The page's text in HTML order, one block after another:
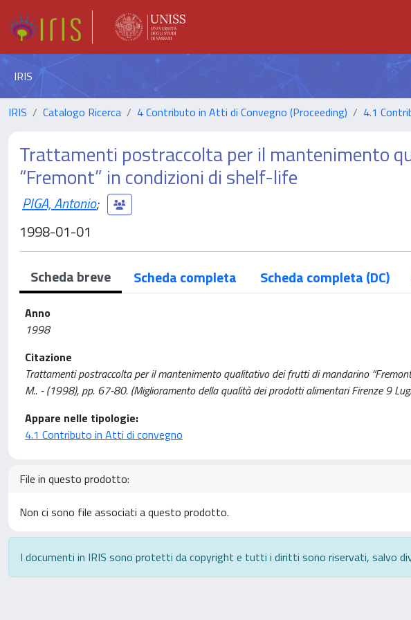
IRIS
IRIS Catalogo Ricerca 4 Contributo in Atti di Convegno (Proceeding) 4.1
Trattamenti postraccolta per il mantenimento
“Fremont” in condizioni di shelf-life
PIGA, Antonio;
1998-01-01
Scheda breve Scheda completa Scheda completa (DC)
Anno
1998
Citazione
Trattamenti postraccolta per il mantenimento qualitativo dei frutti di mandarino
M.. - (1998), pp. 67-80. (Miglioramento della qualità dei prodotti alimentari Firenze 9
Appare nelle tipologie:
4.1 Contributo in Atti di convegno
File in questo prodotto:
Non ci sono file associati a questo prodotto.
I documenti in IRIS sono protetti da copyright e tutti i diritti sono riservati, salvo